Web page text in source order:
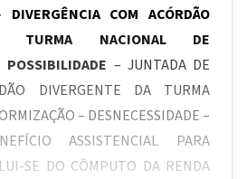
DIVERGÊNCIA COM ACÓRDÃO
TURMA NACIONAL DE
– JUNTADA DE
DIVERGENTE DA TURMA
– DESNECESSIDADE –
ASSISTENCIAL PARA
SE DO CÔMPUTO DA RENDA